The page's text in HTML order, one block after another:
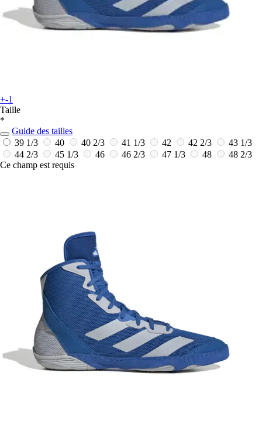
+-1
Taille
*
Guide des tailles
39 1/3
40 40 2/3 41 1/3 42 42 2/3
43 1/3
44 2/3
45 1/3 46 46 2/3 47 1/3 48
48 2/3
Ce champ est requis